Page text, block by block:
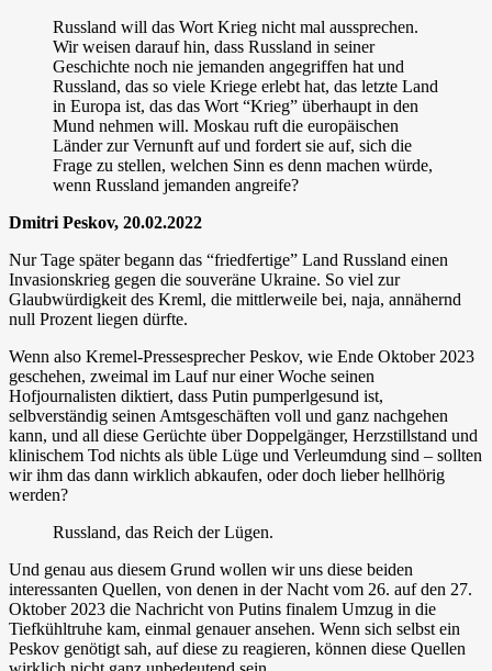
Russland will das Wort Krieg nicht mal aussprechen.
Wir weisen darauf hin, dass Russland in seiner
Geschichte noch nie jemanden angegriffen hat und
Russland, das so viele Kriege erlebt hat, das letzte Land
in Europa ist, das das Wort “Krieg” überhaupt in den
Mund nehmen will. Moskau ruft die europäischen
Länder zur Vernunft auf und fordert sie auf, sich die
Frage zu stellen, welchen Sinn es denn machen würde,
wenn Russland jemanden angreife?
Dmitri Peskov, 20.02.2022
Nur Tage später begann das “friedfertige” Land Russland einen
Invasionskrieg gegen die souveräne Ukraine. So viel zur
Glaubwürdigkeit des Kreml, die mittlerweile bei, naja, annähernd
null Prozent liegen dürfte.
Wenn also Kremel-Pressesprecher Peskov, wie Ende Oktober 2023
geschehen, zweimal im Lauf nur einer Woche seinen
Hofjournalisten diktiert, dass Putin pumperlgesund ist,
selbverständig seinen Amtsgeschäften voll und ganz nachgehen
kann, und all diese Gerüchte über Doppelgänger, Herzstillstand und
klinischem Tod nichts als üble Lüge und Verleumdung sind – sollten
wir ihm das dann wirklich abkaufen, oder doch lieber hellhörig
werden?
Russland, das Reich der Lügen.
Und genau aus diesem Grund wollen wir uns diese beiden
interessanten Quellen, von denen in der Nacht vom 26. auf den 27.
Oktober 2023 die Nachricht von Putins finalem Umzug in die
Tiefkühltruhe kam, einmal genauer ansehen. Wenn sich selbst ein
Peskov genötigt sah, auf diese zu reagieren, können diese Quellen